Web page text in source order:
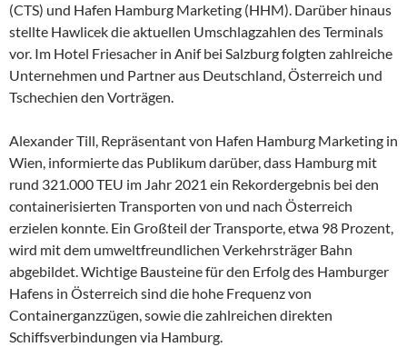
(CTS) und Hafen Hamburg Marketing (HHM). Darüber hinaus
stellte Hawlicek die aktuellen Umschlagzahlen des Terminals
vor. Im Hotel Friesacher in Anif bei Salzburg folgten zahlreiche
Unternehmen und Partner aus Deutschland, Österreich und
Tschechien den Vorträgen.
Alexander Till, Repräsentant von Hafen Hamburg Marketing in
Wien, informierte das Publikum darüber, dass Hamburg mit
rund 321.000 TEU im Jahr 2021 ein Rekordergebnis bei den
containerisierten Transporten von und nach Österreich
erzielen konnte. Ein Großteil der Transporte, etwa 98 Prozent,
wird mit dem umweltfreundlichen Verkehrsträger Bahn
abgebildet. Wichtige Bausteine für den Erfolg des Hamburger
Hafens in Österreich sind die hohe Frequenz von
Containerganzzügen, sowie die zahlreichen direkten
Schiffsverbindungen via Hamburg.